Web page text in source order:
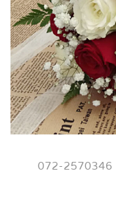
072-2570346